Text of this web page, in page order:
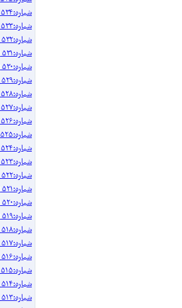
شماره:۵۳۴ (آذر ۱۳۹۶)
شماره:۵۳۳ (نیمه‌ی دوم آبان ۱۳۹۶)
شماره:۵۳۲ (آبان ۱۳۹۶)
شماره:۵۳۱ (مهر ۱۳۹۶)
شماره:۵۳۰ (۲۰ شهریور ۱۳۹۶)
شماره:۵۲۹ (شهریور ۱۳۹۶)
شماره:۵۲۸ (مرداد ۱۳۹۶)
شماره:۵۲۷ (تیر ۱۳۹۶)
شماره:۵۲۶ (خرداد ۱۳۹۶)
شماره:۵۲۵ (۲۰ اردیبهشت ۱۳۹۶)
شماره:۵۲۴ (اردیبهشت ۱۳۹۶)
شماره:۵۲۳ (فروردین ۱۳۹۶)
شماره:۵۲۲ (اسفند ۱۳۹۵)
شماره:۵۲۱ (۱۲ بهمن ۱۳۹۵)
شماره:۵۲۰ (بهمن ۱۳۹۵)
شماره:۵۱۹ (۲۰ دی ۱۳۹۵)
شماره:۵۱۸ (دی ۱۳۹۵)
شماره:۵۱۷ (آذر ۱۳۹۵)
شماره:۵۱۶ (بیست آبان ۱۳۹۵)
شماره:۵۱۵ (آبان ۱۳۹۵)
شماره:۵۱۴ (مهر ۱۳۹۵)
شماره:۵۱۳ (۲۰ شهریور ۱۳۹۵)